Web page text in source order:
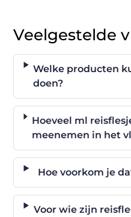
Veelgestelde
Welke producten
doen?
Hoeveel ml
meenemen in het
Hoe voorkom je
Voor wie zijn